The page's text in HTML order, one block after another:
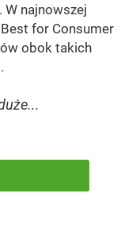
najnowszej
Best for Consumer
obok takich